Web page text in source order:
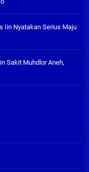
Iin Nyatakan Serius Maju
Sakit Muhdlor Aneh,